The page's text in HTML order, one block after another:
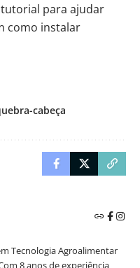
para ajudar
como instalar
cabeça
Tecnologia Agroalimentar
8 anos de experiência